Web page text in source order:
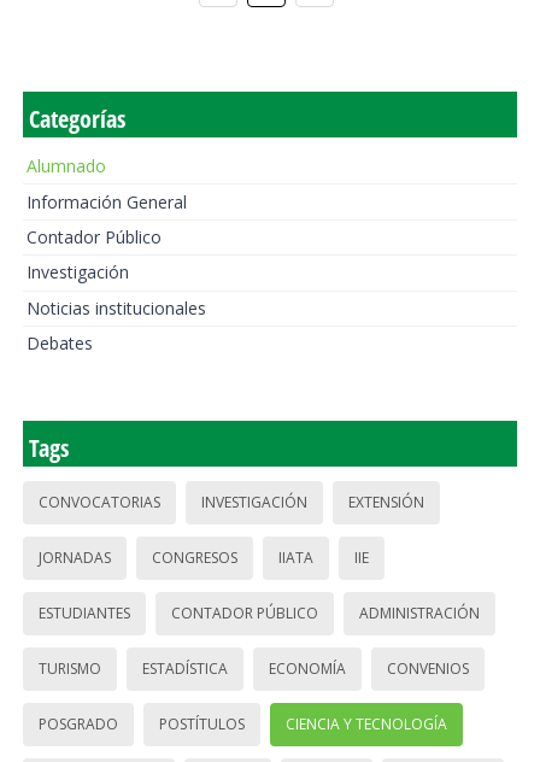
Categorías
Alumnado
Información General
Contador Público
Investigación
Noticias institucionales
Debates
Tags
CONVOCATORIAS INVESTIGACIÓN EXTENSIÓN
JORNADAS CONGRESOS IIATA IIE
ESTUDIANTES CONTADOR PÚBLICO ADMINISTRACIÓN
TURISMO ESTADÍSTICA ECONOMÍA CONVENIOS
POSGRADO POSTÍTULOS CIENCIA Y TECNOLOGÍA